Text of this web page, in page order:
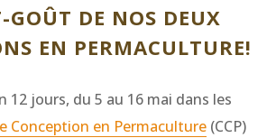
DE NOS DEUX
EN PERMACULTURE!
12 jours, du 5 au 16 mai dans les
Conception en Permaculture (CCP)